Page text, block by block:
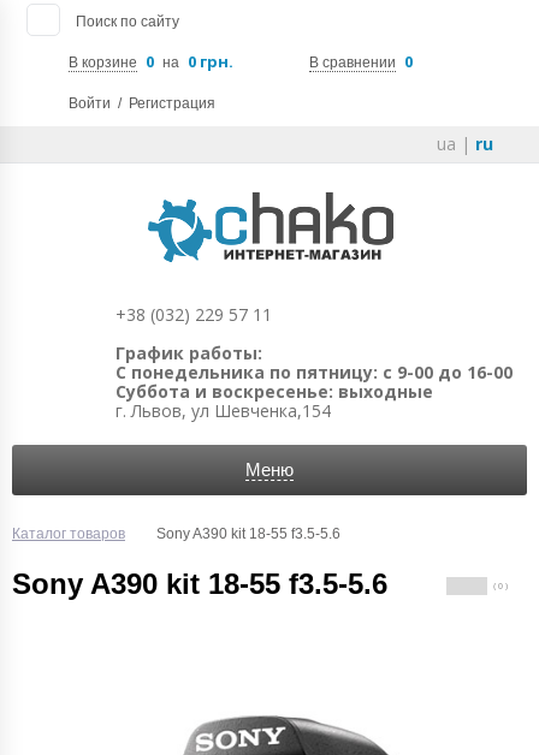
Поиск по сайту
В корзине 0 на 0 грн. В сравнении 0
Войти / Регистрация
ua | ru
+38 (032) 229 57 11
График работы:
С понедельника по пятницу: с 9-00 до 16-00
Суббота и воскресенье: выходные
г. Львов, ул Шевченка,154
Меню
Каталог товаров Sony A390 kit 18-55 f3.5-5.6
Sony A390 kit 18-55 f3.5-5.6 ( 0 )